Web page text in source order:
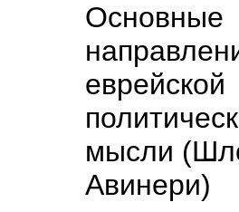
Основные
еврейской
мысли
Авинери)